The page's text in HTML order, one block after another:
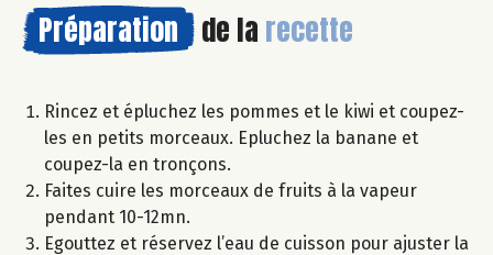
Préparation de la recette
Rincez et épluchez les pommes et le kiwi et coupez-
les en petits morceaux. Epluchez la banane et
coupez-la en tronçons.
Faites cuire les morceaux de fruits à la vapeur
pendant 10-12mn.
Egouttez et réservez l’eau de cuisson pour ajuster la